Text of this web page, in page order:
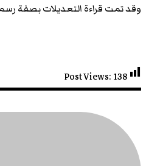
وقد تمت قراءة التعديلات بصفة
Post Views: 138